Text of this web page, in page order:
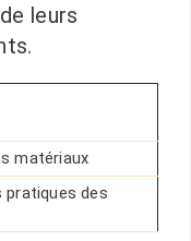
leurs
matériaux
pratiques des